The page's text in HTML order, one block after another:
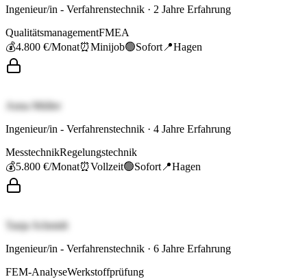
Ingenieur/in - Verfahrenstechnik · 2 Jahre Erfahrung
QualitätsmanagementFMEA
💰4.800 €/Monat⏰Minijob🟢Sofort 📍Hagen
Anna Müller
Ingenieur/in - Verfahrenstechnik · 4 Jahre Erfahrung
MesstechnikRegelungstechnik
💰5.800 €/Monat⏰Vollzeit🟢Sofort 📍Hagen
Tanja Schmidt
Ingenieur/in - Verfahrenstechnik · 6 Jahre Erfahrung
FEM-AnalyseWerkstoffprüfung